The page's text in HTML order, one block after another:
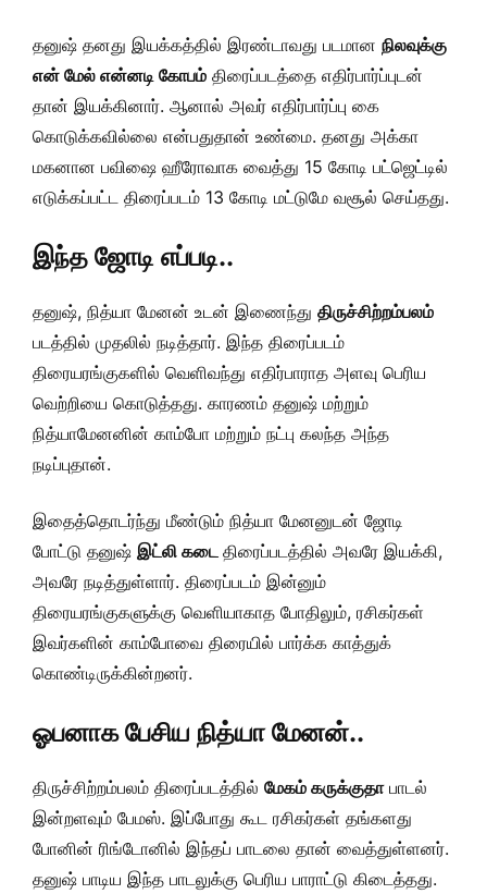
தனுஷ் தனது இயக்கத்தில் இரண்டாவது படமான நிலவுக்கு
என் மேல் என்னடி கோபம் திரைப்படத்தை எதிர்பார்ப்புடன்
தான் இயக்கினார். ஆனால் அவர் எதிர்பார்ப்பு கை
கொடுக்கவில்லை என்பதுதான் உண்மை. தனது அக்கா
மகனான பவிஷை ஹீரோவாக வைத்து 15 கோடி பட்ஜெட்டில்
எடுக்கப்பட்ட திரைப்படம் 13 கோடி மட்டுமே வசூல் செய்தது.
இந்த ஜோடி எப்படி..
தனுஷ், நித்யா மேனன் உடன் இணைந்து திருச்சிற்றம்பலம்
படத்தில் முதலில் நடித்தார். இந்த திரைப்படம்
திரையரங்குகளில் வெளிவந்து எதிர்பாராத அளவு பெரிய
வெற்றியை கொடுத்தது. காரணம் தனுஷ் மற்றும்
நித்யாமேனனின் காம்போ மற்றும் நட்பு கலந்த அந்த
நடிப்புதான்.
இதைத்தொடர்ந்து மீண்டும் நித்யா மேனனுடன் ஜோடி
போட்டு தனுஷ் இட்லி கடை திரைப்படத்தில் அவரே இயக்கி,
அவரே நடித்துள்ளார். திரைப்படம் இன்னும்
திரையரங்குகளுக்கு வெளியாகாத போதிலும், ரசிகர்கள்
இவர்களின் காம்போவை திரையில் பார்க்க காத்துக்
கொண்டிருக்கின்றனர்.
ஓபனாக பேசிய நித்யா மேனன்..
திருச்சிற்றம்பலம் திரைப்படத்தில் மேகம் கருக்குதாபாடல்
இன்றளவும் பேமஸ். இப்போது கூட ரசிகர்கள் தங்களது
போனின் ரிங்டோனில் இந்தப் பாடலை தான் வைத்துள்ளனர்.
தனுஷ் பாடிய இந்த பாடலுக்கு பெரிய பாராட்டு கிடைத்தது.